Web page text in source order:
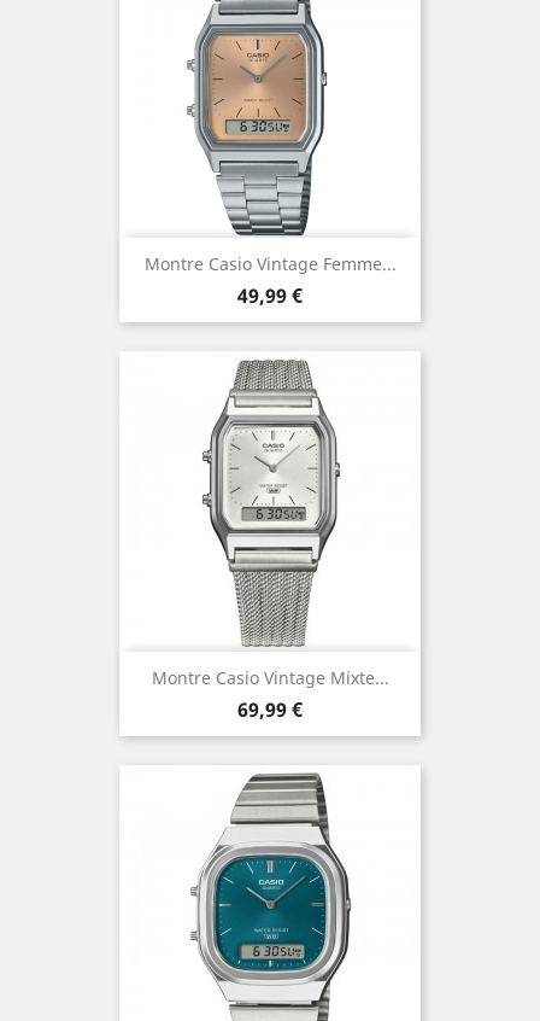
Montre Casio Vintage Femme...
Prix
49,99 €
Montre Casio Vintage Mixte...
Prix
69,99 €